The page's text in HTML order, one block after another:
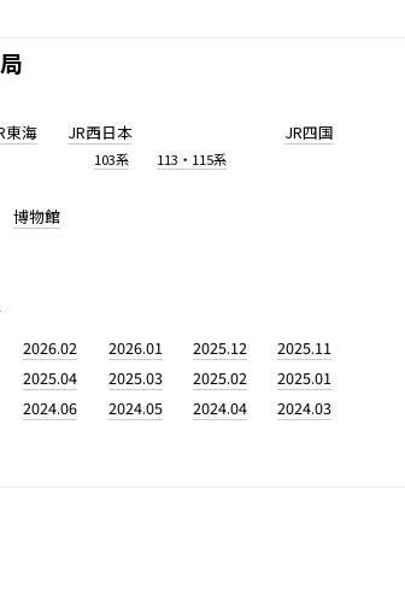
東海 JR西日本
103系 113・115系
JR四国
博物館
2026.02 2026.01 2025.12
2025.11
2025.04 2025.03 2025.02
2025.01
2024.06 2024.05 2024.04
2024.03